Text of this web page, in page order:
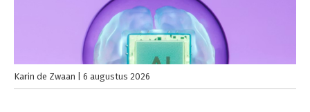
Karin de Zwaan 6 augustus 2026